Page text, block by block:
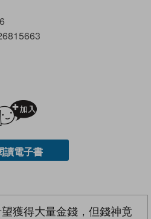
讀電子書
獲得大量金錢，但錢神竟